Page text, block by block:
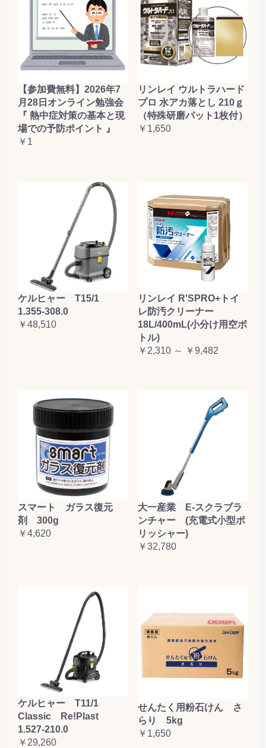
【参加費無料】2026年7
月28日オンライン勉強会
『 熱中症対策の基本と現
場での予防ポイント 』
￥1
リンレイ ウルトラハード
プロ 水アカ落とし 210ｇ
（特殊研磨パット1枚付）
￥1,650
ケルヒャー T15/1
1.355-308.0
￥48,510
リンレイ R'SPRO+トイ
レ防汚クリーナー
18L/400mL(小分け用空ボ
トル)
￥2,310 ～ ￥9,482
スマート ガラス復元
剤 300g
￥4,620
大一産業 E-スクラブラ
ンチャー (充電式小型ポ
リッシャー)
￥32,780
ケルヒャー T11/1
Classic Re!Plast
1.527-210.0
￥29,260
せんたく用粉石けん さ
らり 5kg
￥1,650